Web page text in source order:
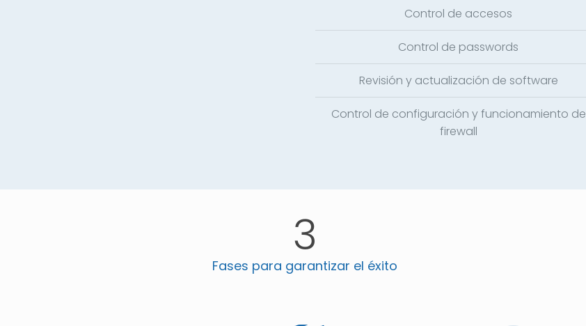
Control de accesos
Control de passwords
Revisión y actualización de software
Control de configuración y funcionamiento de
firewall
3
Fases para garantizar el éxito